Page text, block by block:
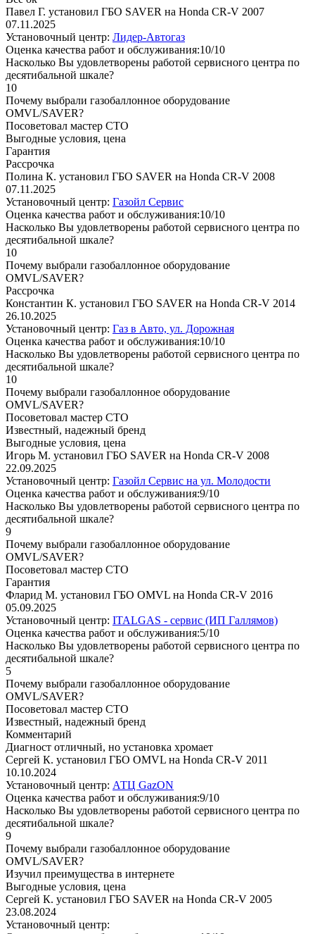
Павел Г. установил ГБО SAVER на Honda CR-V 2007
07.11.2025
Установочный центр: Лидер-Автогаз
Оценка качества работ и обслуживания:10/10
Насколько Вы удовлетворены работой сервисного центра по
десятибальной шкале?
10
Почему выбрали газобаллонное оборудование
OMVL/SAVER?
Посоветовал мастер СТО
Выгодные условия, цена
Гарантия
Рассрочка
Полина К. установил ГБО SAVER на Honda CR-V 2008
07.11.2025
Установочный центр: Газойл Сервис
Оценка качества работ и обслуживания:10/10
Насколько Вы удовлетворены работой сервисного центра по
десятибальной шкале?
10
Почему выбрали газобаллонное оборудование
OMVL/SAVER?
Рассрочка
Константин К. установил ГБО SAVER на Honda CR-V 2014
26.10.2025
Установочный центр: Газ в Авто, ул. Дорожная
Оценка качества работ и обслуживания:10/10
Насколько Вы удовлетворены работой сервисного центра по
десятибальной шкале?
10
Почему выбрали газобаллонное оборудование
OMVL/SAVER?
Посоветовал мастер СТО
Известный, надежный бренд
Выгодные условия, цена
Игорь М. установил ГБО SAVER на Honda CR-V 2008
22.09.2025
Установочный центр: Газойл Сервис на ул. Молодости
Оценка качества работ и обслуживания:9/10
Насколько Вы удовлетворены работой сервисного центра по
десятибальной шкале?
9
Почему выбрали газобаллонное оборудование
OMVL/SAVER?
Посоветовал мастер СТО
Гарантия
Фларид М. установил ГБО OMVL на Honda CR-V 2016
05.09.2025
Установочный центр: ITALGAS - сервис (ИП Галлямов)
Оценка качества работ и обслуживания:5/10
Насколько Вы удовлетворены работой сервисного центра по
десятибальной шкале?
5
Почему выбрали газобаллонное оборудование
OMVL/SAVER?
Посоветовал мастер СТО
Известный, надежный бренд
Комментарий
Диагност отличный, но установка хромает
Сергей К. установил ГБО OMVL на Honda CR-V 2011
10.10.2024
Установочный центр: АТЦ GazON
Оценка качества работ и обслуживания:9/10
Насколько Вы удовлетворены работой сервисного центра по
десятибальной шкале?
9
Почему выбрали газобаллонное оборудование
OMVL/SAVER?
Изучил преимущества в интернете
Выгодные условия, цена
Сергей К. установил ГБО SAVER на Honda CR-V 2005
23.08.2024
Установочный центр: